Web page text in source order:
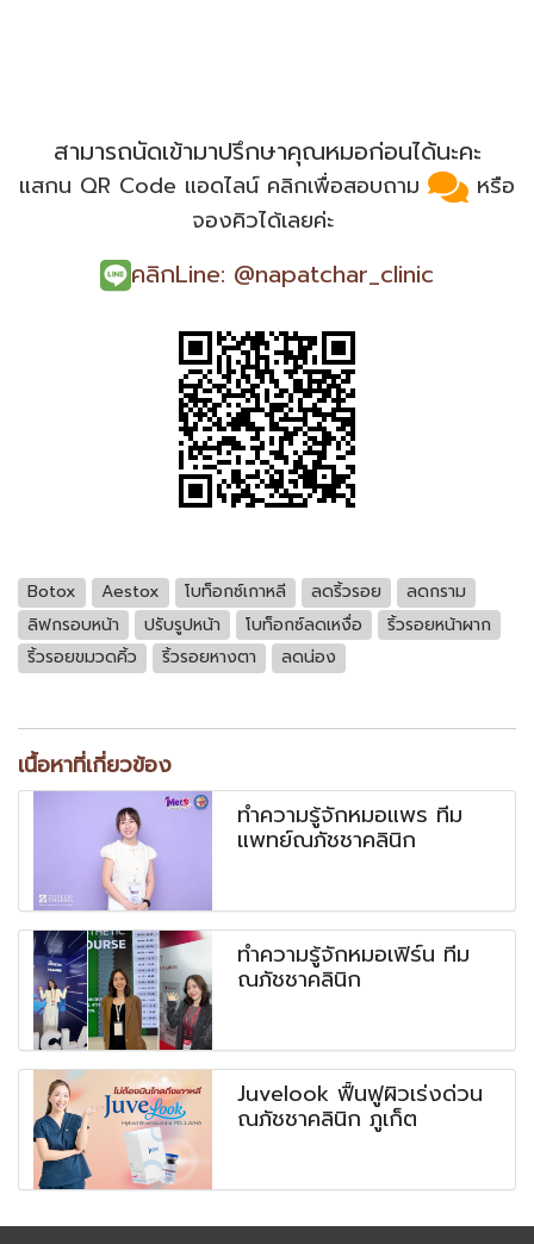
สามารถนัดเข้ามาปรึกษาคุณหมอก่อนได้นะคะ
แสกน QR Code แอดไลน์ คลิกเพื่อสอบถาม
หรือ
จองคิวได้เลยค่ะ
คลิกLine: @napatchar_clinic
Botox Aestox โบท็อกซ์เกาหลี ลดริ้วรอย
ลดกราม
ลิฟกรอบหน้า
ปรับรูปหน้า โบท็อกซ์ลดเหงื่อ
ริ้วรอยหน้าผาก
ริ้วรอยขมวดคิ้ว
ริ้วรอยหางตา ลดน่อง
เนื้อหาที่เกี่ยวข้อง
ทำความรู้จักหมอแพร ทีม
แพทย์ณภัชชาคลินิก
ทำความรู้จักหมอเฟิร์น ทีม
ณภัชชาคลินิก
Juvelook ฟื้นฟูผิวเร่งด่วน
ณภัชชาคลินิก ภูเก็ต